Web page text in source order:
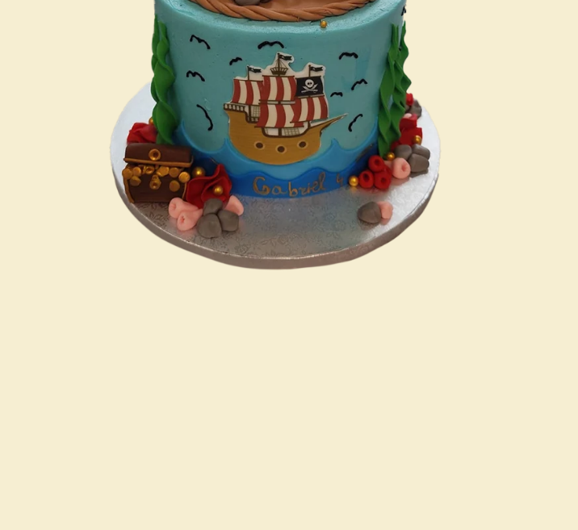
Junggesellinenabschied
Berufe / Abschluss
Geburt / Babyshower
Torten für unsere
Einschulung
Umrah- und
Bayramtorten
Torten für Ihn
Torten für Sie
Beauty &
Deluxetorten
1. Zahntorte
Halloweentorten
Zahlen-/
Buchstabentorte
Form Torten